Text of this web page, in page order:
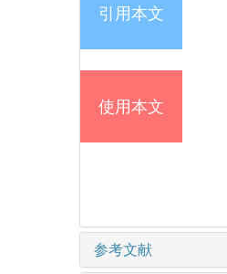
引用本文
使用本文
参考文献